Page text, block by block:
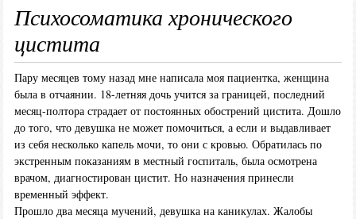
Психосоматика хронического
цистита
Пару месяцев тому назад мне написала моя пациентка, женщина
была в отчаянии. 18-летняя дочь учится за границей, последний
месяц-полтора страдает от постоянных обострений цистита. Дошло
до того, что девушка не может помочиться, а если и выдавливает
из себя несколько капель мочи, то они с кровью. Обратилась по
экстренным показаниям в местный госпиталь, была осмотрена
врачом, диагностирован цистит. Но назначения принесли
временный эффект.
Прошло два месяца мучений, девушка на каникулах. Жалобы